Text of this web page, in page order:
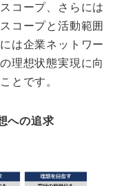
コープ、さらには
コープと活動範囲
は企業ネットワー
理想状態実現に向
とです。
への追求